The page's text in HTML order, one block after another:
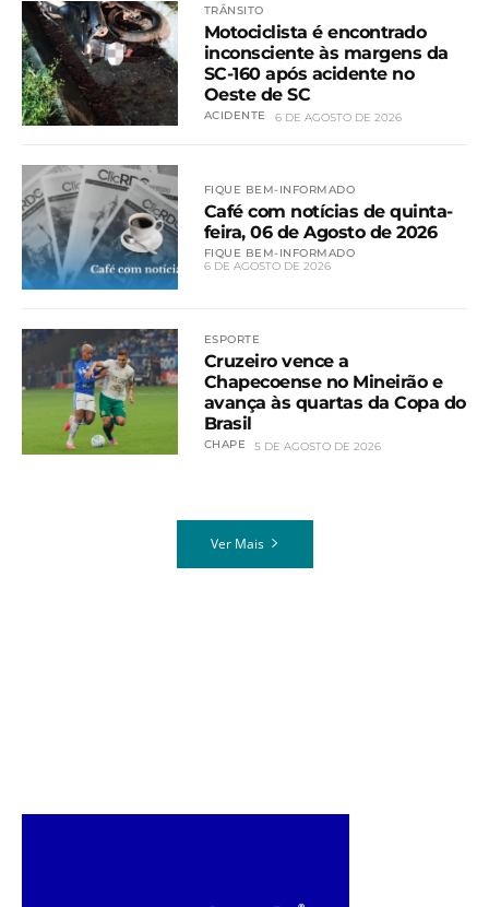
TRÂNSITO
Motociclista é encontrado
inconsciente às margens da
SC-160 após acidente no
Oeste de SC
ACIDENTE 6 DE AGOSTO DE 2026
FIQUE BEM-INFORMADO
Café com notícias de quinta-
feira, 06 de Agosto de 2026
FIQUE BEM-INFORMADO
6 DE AGOSTO DE 2026
ESPORTE
Cruzeiro vence a
Chapecoense no Mineirão e
avança às quartas da Copa do
Brasil
CHAPE 5 DE AGOSTO DE 2026
Ver Mais